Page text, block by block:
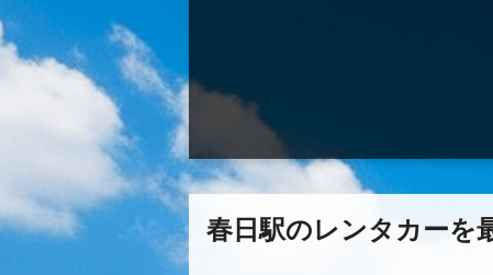
春日駅のレンタカーを